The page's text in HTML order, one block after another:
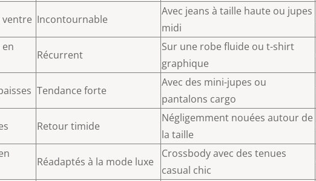
Incontournable
Avec jeans à taille haute ou jupes
midi
Récurrent
Sur une robe fluide ou t-shirt
graphique
Tendance forte
Avec des mini-jupes ou
pantalons cargo
Retour timide
Négligemment nouées autour de
la taille
Réadaptés à la mode luxe
Crossbody avec des tenues
casual chic